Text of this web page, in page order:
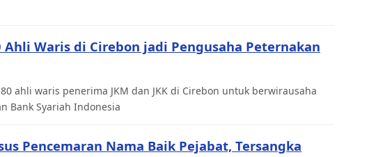
Ahli Waris di Cirebon jadi Pengusaha Peternakan
ahli waris penerima JKM dan JKK di Cirebon untuk berwirausaha
Bank Syariah Indonesia
Pencemaran Nama Baik Pejabat, Tersangka